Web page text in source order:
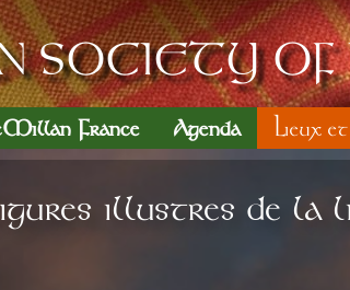
SOCIETY OF
France Agenda Lieux
illustres de la